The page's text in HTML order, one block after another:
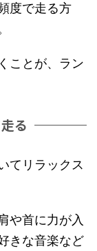
度で走る方
ことが、ラン
る
てリラックス
や首に力が入
きな音楽など